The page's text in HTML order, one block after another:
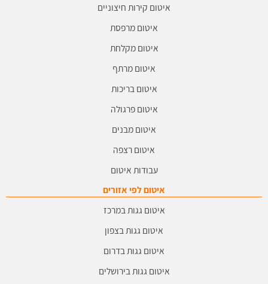
איטום קירות חיצוניים
איטום מרפסת
איטום מקלחת
איטום מרתף
איטום בריכות
איטום פרגולה
איטום מבנים
איטום רצפה
עבודות איטום
איטום לפי אזורים
איטום גגות במרכז
איטום גגות בצפון
איטום גגות בדרום
איטום גגות בירושלים